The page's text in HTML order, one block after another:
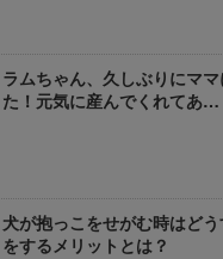
ラムちゃん、久しぶりにマ
た！元気に産んでくれてあ…
犬が抱っこをせがむ時はど
をするメリットとは？